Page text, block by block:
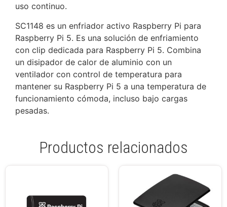
uso continuo.
SC1148 es un enfriador activo Raspberry Pi para
Raspberry Pi 5. Es una solución de enfriamiento
con clip dedicada para Raspberry Pi 5. Combina
un disipador de calor de aluminio con un
ventilador con control de temperatura para
mantener su Raspberry Pi 5 a una temperatura de
funcionamiento cómoda, incluso bajo cargas
pesadas.
Productos relacionados